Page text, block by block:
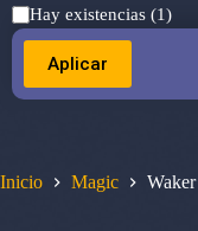
Inicio Magic
Estado
Hay existencias (1)
Aplicar